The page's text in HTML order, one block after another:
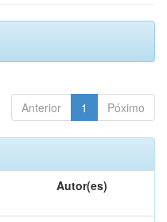
Anterior 1 Póximo
Autor(es)